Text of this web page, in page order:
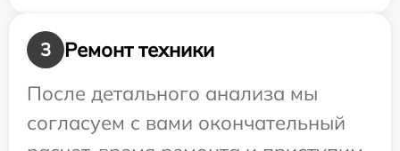
3
Ремонт техники
После детального анализа мы
согласуем с вами окончательный